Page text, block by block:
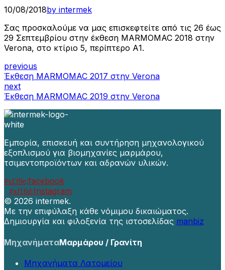
10/08/2018by intermek
Σας προσκαλούμε να μας επισκεφτείτε από τις 26 έως
29 Σεπτεμβρίου στην έκθεση MARMOMAC 2018 στην
Verona, στο κτίριο 5, περίπτερο Α1.
previous
Έκθεση MARMOMAC 2017 στην Verona
next
Έκθεση MARMOMAC 2019 στην Verona
Εμπορία, επισκευή και συντήρηση μηχανολογικού
εξοπλισμού για βιομηχανίες μαρμάρου,
τσιμεντοπροϊόντων και αδρανών υλικών.
facebook
Instagram
© 2026 intermek.
Με την επιφύλαξη κάθε νόμιμου δικαιώματος.
Δημιουργία και φιλοξενία της ιστοσελίδας manbiz
ΜηχανήματαΜαρμάρου / Γρανίτη
Μηχανήματα Λατομείου